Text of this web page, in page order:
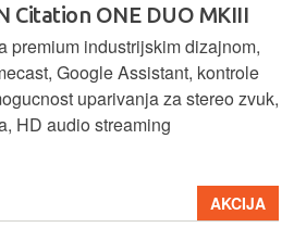
Citation ONE DUO MKIII
premium industrijskim dizajnom,
Google Assistant, kontrole
uparivanja za stereo zvuk,
HD audio streaming
AKCIJA